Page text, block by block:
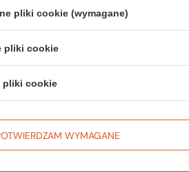
pliki cookie (wymagane)
pliki cookie
pliki cookie
WYMAGANE